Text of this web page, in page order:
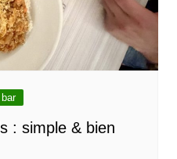
: simple & bien